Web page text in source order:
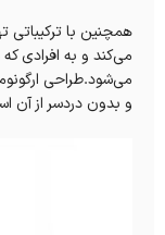
همچنین با
می‌کند و به افرادی
می‌شود.طراحی
و بدون دردسر از آن